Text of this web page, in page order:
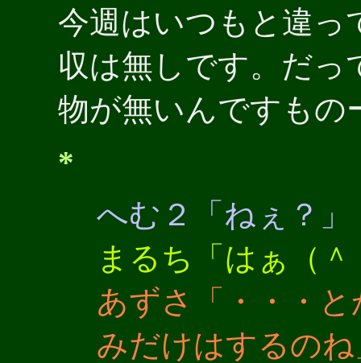
今週はいつもと違っ
収は無しです。だっ
物が無いんですもの
*
へむ２「ねぇ？」
まるち「はぁ（
あずさ「・・・
みだけはするのね